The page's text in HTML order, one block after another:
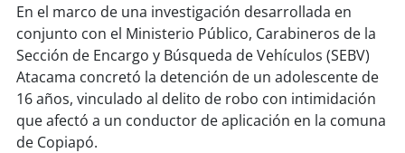
soyiquique
soycalama
soyantofagasta
En el marco de una investigación desarrollada en
conjunto con el Ministerio Público, Carabineros de la
Sección de Encargo y Búsqueda de Vehículos (SEBV)
Atacama concretó la detención de un adolescente de
16 años, vinculado al delito de robo con intimidación
que afectó a un conductor de aplicación en la comuna
de Copiapó.